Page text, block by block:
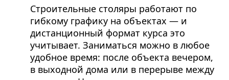
Строительные столяры работают по
гибкому графику на объектах — и
дистанционный формат курса это
учитывает. Заниматься можно в любое
удобное время: после объекта вечером,
в выходной дома или в перерыве между